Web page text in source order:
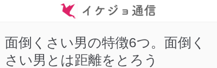
面倒くさい男の特徴6つ。面倒く
さい男とは距離をとろう